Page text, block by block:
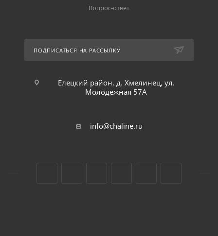
Вопрос-ответ
ПОДПИСАТЬСЯ НА РАССЫЛКУ
Елецкий район, д. Хмелинец, ул.
Молодежная 57А
info@chaline.ru